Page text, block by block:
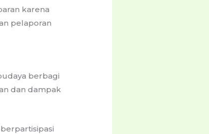
karena
pelaporan
berbagi
dan dampak